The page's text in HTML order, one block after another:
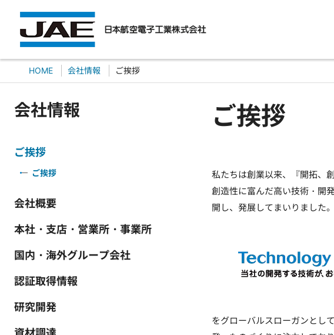
HOME 会社情報 ご挨拶
会社情報
ご挨拶
ご挨拶
会社概要
本社・支店・営業所・事業所
国内・海外グループ会社
認証取得情報
研究開発
ご挨拶
私たちは創業以来、『開拓、
創造性に富んだ高い技術・開
開し、発展してまいりました。
をグローバルスローガンとし